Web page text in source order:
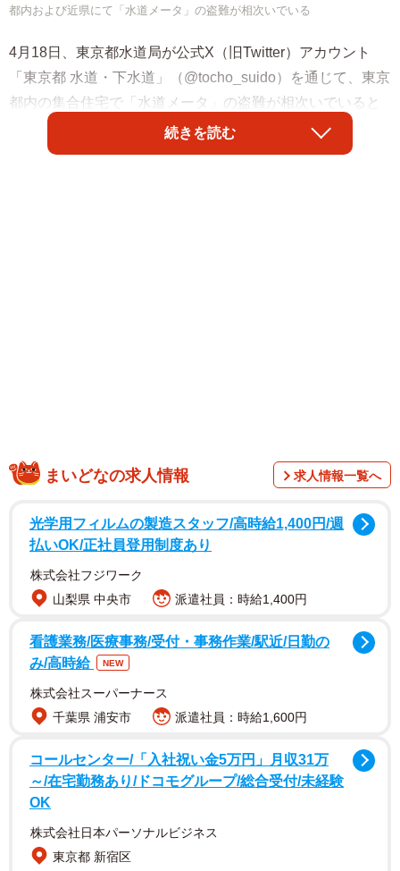
都内および近県にて「水道メータ」の盗難が相次いでいる
4月18日、東京都水道局が公式X（旧Twitter）アカウント
「東京都 水道・下水道」（@tocho_suido）を通じて、東京
都内の集合住宅で「水道メータ」の盗難が相次いでいると
いう注意喚起を投稿した。
＜「東京都 水道・下水道」公式X（旧Twitter）アカウント
の投稿より＞
不審な行為を見かけたら警察へ通報を
東京都水道局に詳細を聞いたところ、「東京都内での盗難
においては、4月18日（土）から20日（月）にかけて計31
個の盗難が判明しています」との回答があった。
また、東京だけでなく、近県においても同様の盗難事件が
発生しているという。
「突然水が出なくなった場合などには、水道局お客さまセ
ンター（0570-091-100）に御連絡ください。また、不審な
続きを読む
まいどなの求人情報 求人情報一覧へ
光学用フィルムの製造スタッフ/高時給1,400円/週
払いOK/正社員登用制度あり
株式会社フジワーク
山梨県 中央市
派遣社員：時給1,400円
看護業務/医療事務/受付・事務作業/駅近/日勤の
み/高時給
NEW
株式会社スーパーナース
千葉県 浦安市
派遣社員：時給1,600円
コールセンター/「入社祝い金5万円」月収31万
～/在宅勤務あり/ドコモグループ/総合受付/未経験
OK
株式会社日本パーソナルビジネス
東京都 新宿区